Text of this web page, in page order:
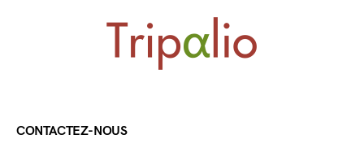
CONTACTEZ-NOUS